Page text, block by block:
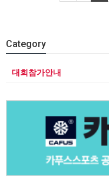
Category
대회참가안내